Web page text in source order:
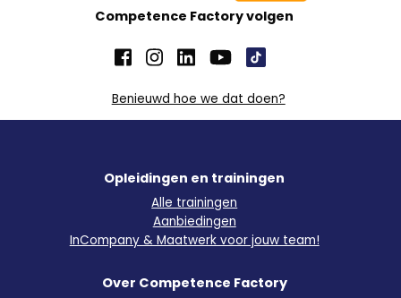
Competence Factory volgen
Benieuwd hoe we dat doen?
Opleidingen en trainingen
Alle trainingen
Aanbiedingen
InCompany & Maatwerk voor jouw team!
Over Competence Factory